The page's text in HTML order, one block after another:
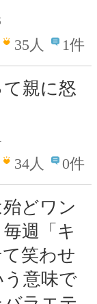
35人 1件
親に怒
34人 0件
どワン
週「キ
笑わせ
意味で